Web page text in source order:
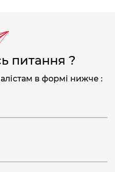
питання ?
в формі нижче :